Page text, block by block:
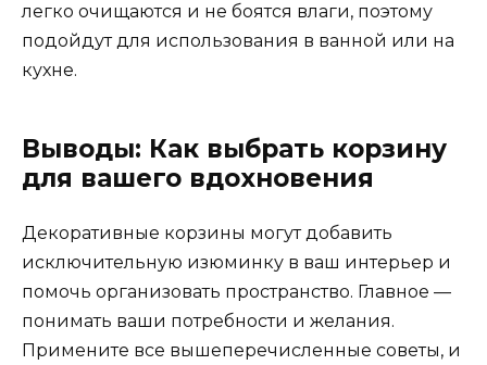
легко очищаются и не боятся влаги, поэтому
подойдут для использования в ванной или на
кухне.
Выводы: Как выбрать корзину
для вашего вдохновения
Декоративные корзины могут добавить
исключительную изюминку в ваш интерьер и
помочь организовать пространство. Главное —
понимать ваши потребности и желания.
Примените все вышеперечисленные советы, и